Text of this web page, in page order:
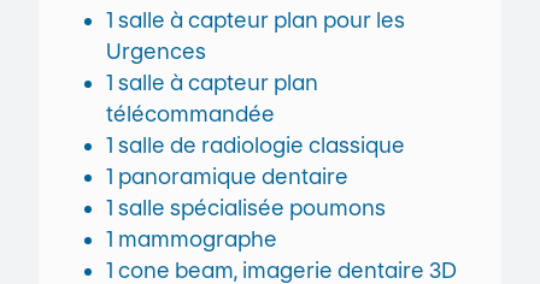
1 salle à capteur plan pour les
Urgences
1 salle à capteur plan
télécommandée
1 salle de radiologie classique
1 panoramique dentaire
1 salle spécialisée poumons
1 mammographe
1 cone beam, imagerie dentaire 3D